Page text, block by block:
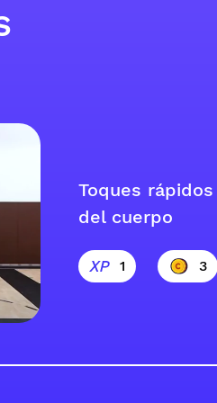
Toques
del cuerpo
1 3